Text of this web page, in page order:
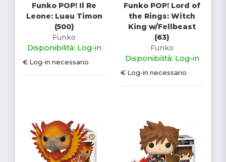
Funko POP! Il Re
Leone: Luau Timon
(500)
Funko
Disponibilità: Log-in
€ Log-in necessario
Funko POP! Lord of
the Rings: Witch
King w/Fellbeast
(63)
Funko
Disponibilità: Log-in
€ Log-in necessario